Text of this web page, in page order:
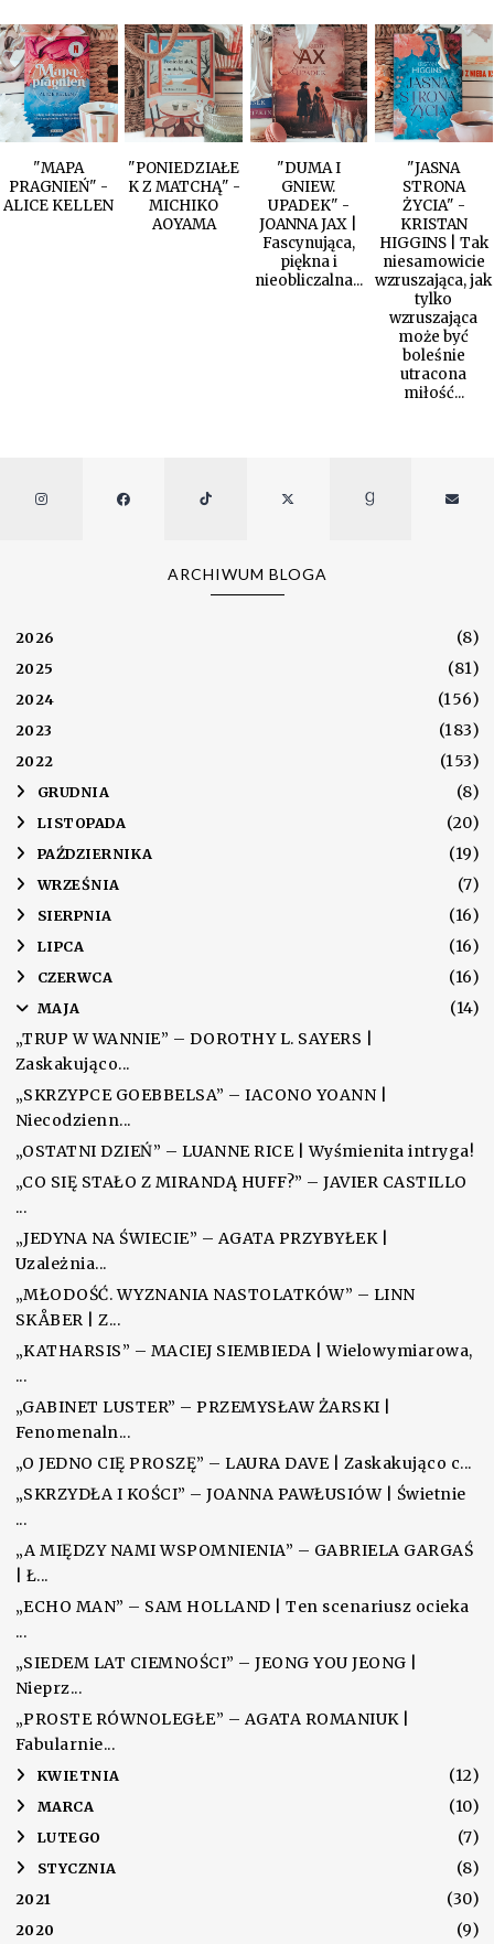
"MAPA
PRAGNIEŃ" -
ALICE KELLEN
"PONIEDZIAŁE
K Z MATCHĄ" -
MICHIKO
AOYAMA
"DUMA I
GNIEW.
UPADEK" -
JOANNA JAX |
Fascynująca,
piękna i
nieobliczalna...
"JASNA
STRONA
ŻYCIA" -
KRISTAN
HIGGINS | Tak
niesamowicie
wzruszająca, jak
tylko
wzruszająca
może być
boleśnie
utracona
miłość...
ARCHIWUM BLOGA
2026 (8)
2025 (81)
2024 (156)
2023 (183)
2022 (153)
► GRUDNIA (8)
► LISTOPADA (20)
► PAŹDZIERNIKA (19)
► WRZEŚNIA (7)
► SIERPNIA (16)
► LIPCA (16)
► CZERWCA (16)
▼ MAJA
(14)
„TRUP W WANNIE” – DOROTHY L. SAYERS |
Zaskakująco...
„SKRZYPCE GOEBBELSA” – IACONO YOANN |
Niecodzienn...
„OSTATNI DZIEŃ” – LUANNE RICE | Wyśmienita intryga!
„CO SIĘ STAŁO Z MIRANDĄ HUFF?” – JAVIER CASTILLO
...
„JEDYNA NA ŚWIECIE” – AGATA PRZYBYŁEK |
Uzależnia...
„MŁODOŚĆ. WYZNANIA NASTOLATKÓW” – LINN
SKÅBER | Z...
„KATHARSIS” – MACIEJ SIEMBIEDA | Wielowymiarowa,
...
„GABINET LUSTER” – PRZEMYSŁAW ŻARSKI |
Fenomenaln...
„O JEDNO CIĘ PROSZĘ” – LAURA DAVE | Zaskakująco c...
„SKRZYDŁA I KOŚCI” – JOANNA PAWŁUSIÓW | Świetnie
...
„A MIĘDZY NAMI WSPOMNIENIA” – GABRIELA GARGAŚ
| Ł...
„ECHO MAN” – SAM HOLLAND | Ten scenariusz ocieka
...
„SIEDEM LAT CIEMNOŚCI” – JEONG YOU JEONG |
Nieprz...
„PROSTE RÓWNOLEGŁE” – AGATA ROMANIUK |
Fabularnie...
► KWIETNIA (12)
► MARCA (10)
► LUTEGO (7)
► STYCZNIA (8)
2021 (30)
2020 (9)